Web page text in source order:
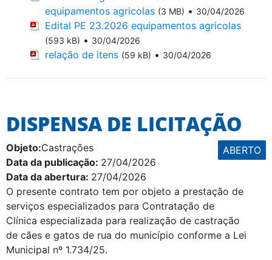
equipamentos agricolas (3 MB) • 30/04/2026
Edital PE 23.2026 equipamentos agricolas
(593 kB) • 30/04/2026
relação de itens (59 kB) • 30/04/2026
DISPENSA DE LICITAÇÃO
ABERTO
Objeto:Castrações
Data da publicação: 27/04/2026
Data da abertura: 27/04/2026
O presente contrato tem por objeto a prestação de
serviços especializados para Contratação de
Clínica especializada para realização de castração
de cães e gatos de rua do município conforme a Lei
Municipal nº 1.734/25.